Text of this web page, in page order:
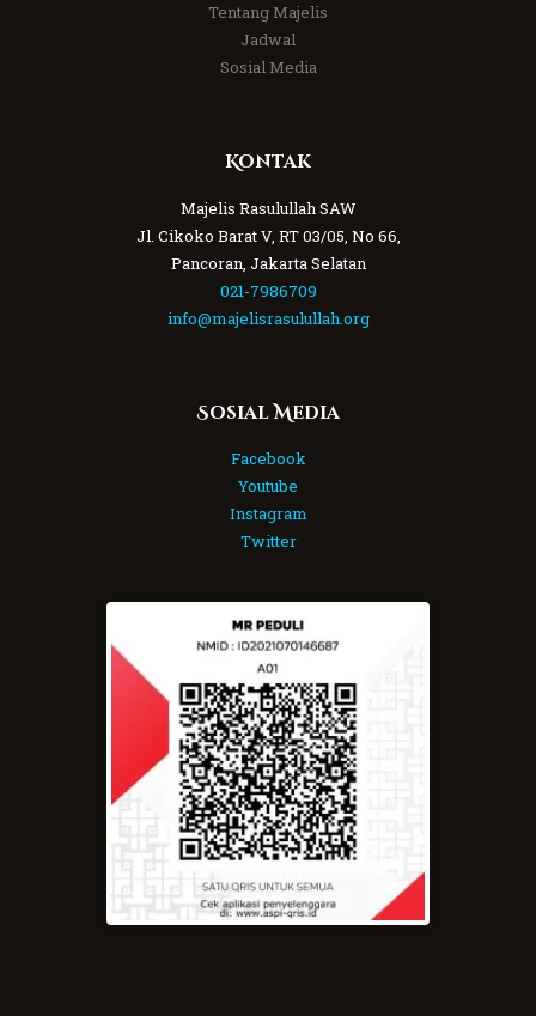
Tentang Majelis
Jadwal
Sosial Media
Kontak
Majelis Rasulullah SAW
Jl. Cikoko Barat V, RT 03/05, No 66,
Pancoran, Jakarta Selatan
021-7986709
info@majelisrasulullah.org
Sosial Media
Facebook
Youtube
Instagram
Twitter